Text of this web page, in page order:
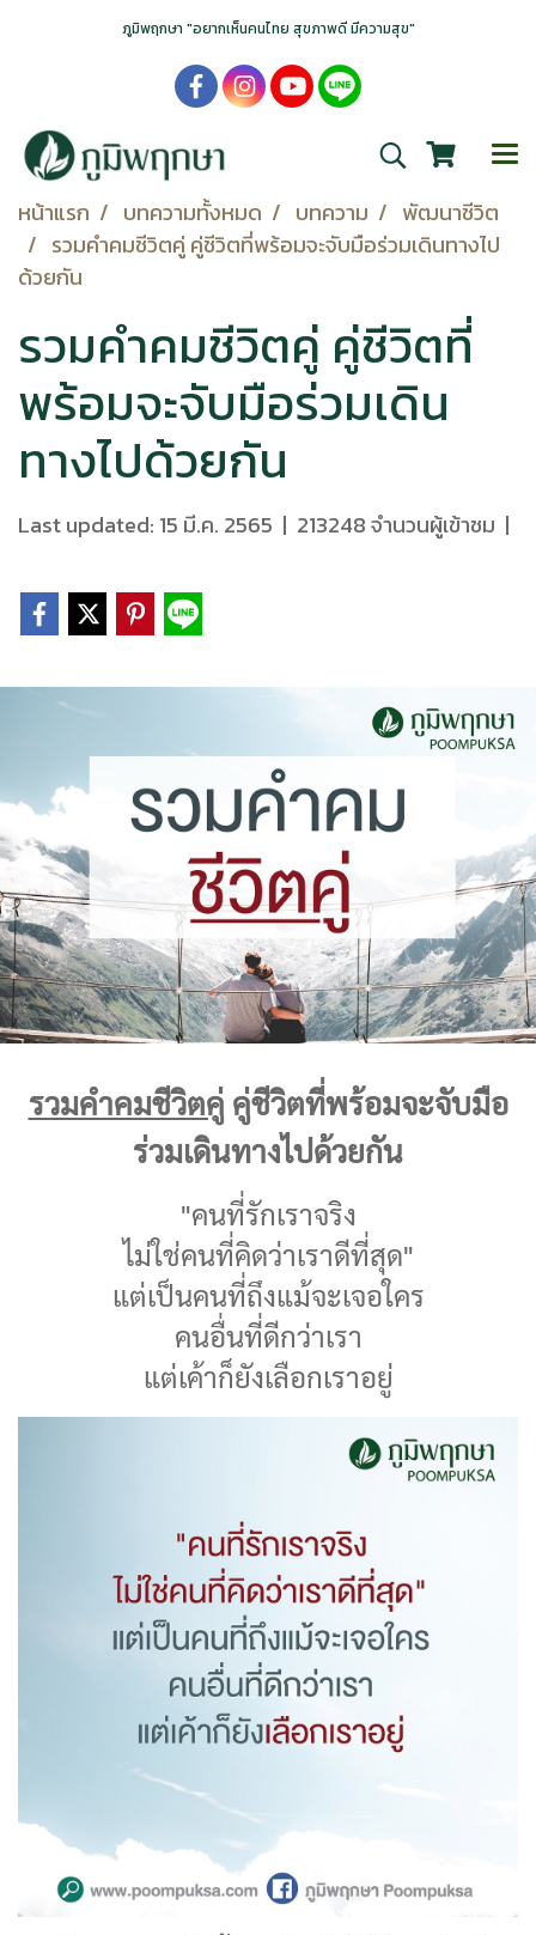
ภูมิพฤกษา "อยากเห็นคนไทย สุขภาพดี มีความสุข"
หน้าแรก บทความทั้งหมด บทความ
พัฒนาชีวิต
รวมคำคมชีวิตคู่ คู่ชีวิตที่พร้อมจะจับมือร่วมเดินทางไป
ด้วยกัน
รวมคำคมชีวิตคู่ คู่ชีวิตที่
พร้อมจะจับมือร่วมเดิน
ทางไปด้วยกัน
Last updated: 15 มี.ค. 2565 | 213248 จำนวนผู้เข้าชม |
รวมคำคมชีวิตคู่ คู่ชีวิตที่พร้อมจะจับมือ
ร่วมเดินทางไปด้วยกัน
"คนที่รักเราจริง
ไม่ใช่คนที่คิดว่าเราดีที่สุด"
แต่เป็นคนที่ถึงแม้จะเจอใคร
คนอื่นที่ดีกว่าเรา
แต่เค้าก็ยังเลือกเราอยู่